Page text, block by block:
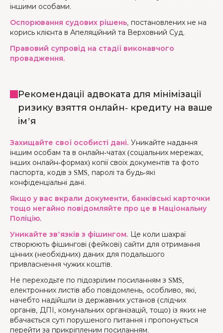
іншими особами.
Оспорювання судових рішень, постановлених не на
корись клієнта в Апеляційний та Верховний Суд.
Правовий супровід на стадії виконавчого
провадження.
Рекомендації адвоката для мінімізації
ризику взяття онлайн- кредиту на ваше
ім’я
Захищайте свої особисті дані. Уникайте надання
іншим особам та в онлайн-чатах (соціальних мережах,
інших онлайн-формах) копії своїх документів та фото
паспорта, кодів з SMS, паролі та будь-які
конфіденціальні дані.
Якщо у вас вкрали документи, банківські карточки
тощо негайно повідомляйте про це в Національну
Поліцію.
Уникайте зв’язків з фішингом. Це коли шахраї
створюють фішингові (фейкові) сайти для отримання
цінних (необхідних) даних для подальшого
привласнення чужих коштів.
Не переходьте по підозрілим посиланням з SMS,
електронних листів або повідомлень, особливо, які,
начебто надійшли із державних установ (слідчих
органів, ДПІ, комунальних організацій, тощо) із яких не
вбачається суті порушеного питання і пропонується
перейти за прикріпленим посиланням.